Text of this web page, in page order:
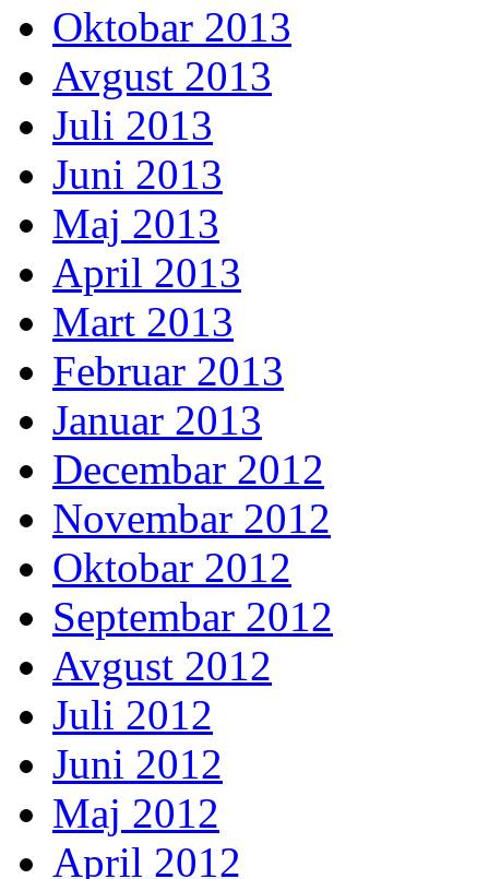
Oktobar 2013
Avgust 2013
Juli 2013
Juni 2013
Maj 2013
April 2013
Mart 2013
Februar 2013
Januar 2013
Decembar 2012
Novembar 2012
Oktobar 2012
Septembar 2012
Avgust 2012
Juli 2012
Juni 2012
Maj 2012
April 2012